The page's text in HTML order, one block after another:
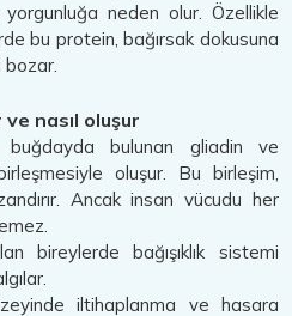
yorgunluğa neden olur. Özellikle
bu protein, bağırsak dokusuna
bozar.
nasıl oluşur
buğdayda bulunan gliadin ve
oluşur. Bu birleşim,
Ancak insan vücudu her
bireylerde bağışıklık sistemi
iltihaplanma ve hasara